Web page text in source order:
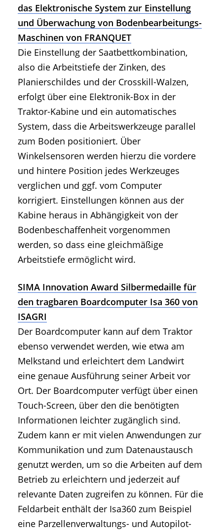
das Elektronische System zur Einstellung
und Überwachung von Bodenbearbeitungs-
Maschinen von FRANQUET
Die Einstellung der Saatbettkombination,
also die Arbeitstiefe der Zinken, des
Planierschildes und der Crosskill-Walzen,
erfolgt über eine Elektronik-Box in der
Traktor-Kabine und ein automatisches
System, dass die Arbeitswerkzeuge parallel
zum Boden positioniert. Über
Winkelsensoren werden hierzu die vordere
und hintere Position jedes Werkzeuges
verglichen und ggf. vom Computer
korrigiert. Einstellungen können aus der
Kabine heraus in Abhängigkeit von der
Bodenbeschaffenheit vorgenommen
werden, so dass eine gleichmäßige
Arbeitstiefe ermöglicht wird.
SIMA Innovation Award Silbermedaille für
den tragbaren Boardcomputer Isa 360 von
ISAGRI
Der Boardcomputer kann auf dem Traktor
ebenso verwendet werden, wie etwa am
Melkstand und erleichtert dem Landwirt
eine genaue Ausführung seiner Arbeit vor
Ort. Der Boardcomputer verfügt über einen
Touch-Screen, über den die benötigten
Informationen leichter zugänglich sind.
Zudem kann er mit vielen Anwendungen zur
Kommunikation und zum Datenaustausch
genutzt werden, um so die Arbeiten auf dem
Betrieb zu erleichtern und jederzeit auf
relevante Daten zugreifen zu können. Für die
Feldarbeit enthält der Isa360 zum Beispiel
eine Parzellenverwaltungs- und Autopilot-